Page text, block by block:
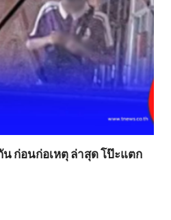
น ก่อนก่อเหตุ ล่าสุด โป๊ะแตก